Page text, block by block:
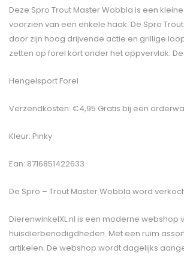
Deze Spro Trout Master Wobbla is een
voorzien van een enkele haak. De Spro
door zijn hoog drijvende actie en grillige
zetten op forel kort onder het oppvervlak.
Hengelsport Forel
Verzendkosten: €4,95 Gratis bij een
Kleur: Pinky
Ean: 8716851422633
De Spro – Trout Master Wobbla word
DierenwinkelXL.nl is een moderne webshop
huisdierbenodigdheden. Met een ruim
artikelen. De webshop wordt dagelijks